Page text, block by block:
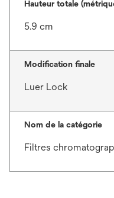
Hauteur totale
5.9 cm
Modification finale
Luer Lock
Nom de la catégorie
Filtres